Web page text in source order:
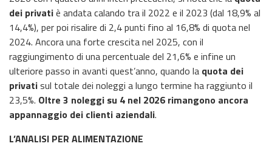
dei privatiè andata calando tra il 2022 e il 2023 (dal 18,9% al
14,4%), per poi risalire di 2,4 punti fino al 16,8% di quota nel
2024. Ancora una forte crescita nel 2025, con il
raggiungimento di una percentuale del 21,6% e infine un
ulteriore passo in avanti quest’anno, quando la quota dei
privatisul totale dei noleggi a lungo termine ha raggiunto il
23,5%. Oltre 3 noleggi su 4 nel 2026 rimangono ancora
appannaggio dei clienti aziendali.
L’ANALISI PER ALIMENTAZIONE